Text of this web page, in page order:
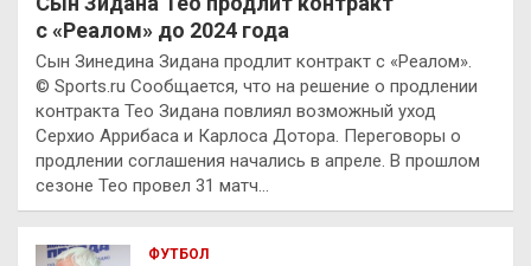
с «Реалом» до 2024 года
Сын Зинедина Зидана продлит контракт с «Реалом».
© Sports.ru Сообщается, что на решение о продлении
контракта Тео Зидана повлиял возможный уход
Серхио Аррибаса и Карлоса Дотора. Переговоры о
продлении соглашения начались в апреле. В прошлом
сезоне Тео провел 31 матч…
ФУТБОЛ